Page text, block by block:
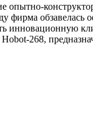
фирма
инновационную
268,